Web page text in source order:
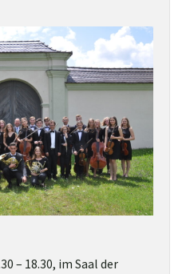
– 18.30, im Saal der